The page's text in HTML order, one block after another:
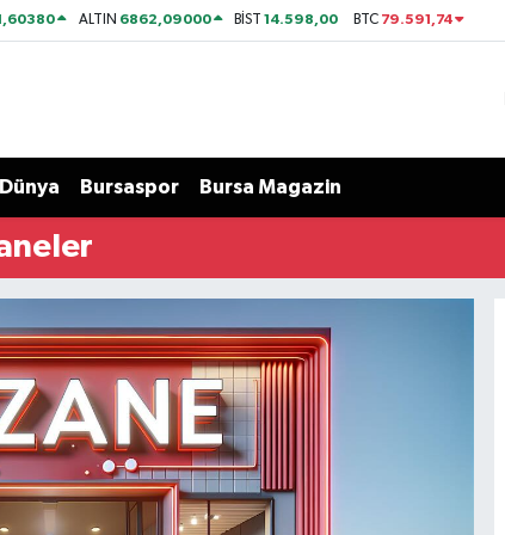
ALTIN 6862,09000 BİST14.598,00 BTC 79.591,74
Dünya Bursaspor Bursa Magazin